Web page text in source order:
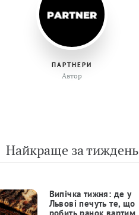
ПАРТНЕРИ
Автор
Найкраще за тиждень
Випічка тижня: де у
Львові печуть те, що